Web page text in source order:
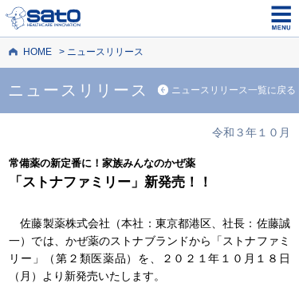
HOME ニュースリリース
ニュースリリース ニュースリリース一覧に戻る
令和３年１０月
常備薬の新定番に！家族みんなのかぜ薬
「ストナファミリー」新発売！！
佐藤製薬株式会社（本社：東京都港区、社長：佐藤誠
一）では、かぜ薬のストナブランドから「ストナファミ
リー」（第２類医薬品）を、２０２１年１０月１８日
（月）より新発売いたします。